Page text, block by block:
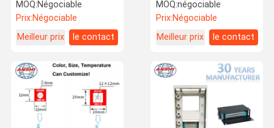
MOQ:Négociable
Prix:Négociable
Meilleur prix
le contact
surveillance du moteur
MOQ:négociable
Prix:Négociable
Meilleur prix
le contact